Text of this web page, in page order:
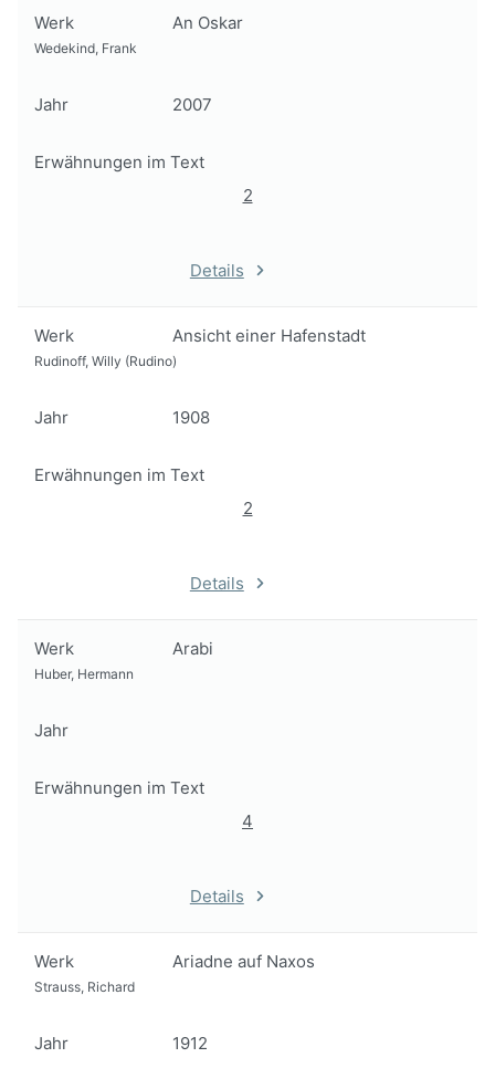
Werk An Oskar
Wedekind, Frank
Jahr 2007
Erwähnungen im Text
2
Details
Werk Ansicht einer Hafenstadt
Rudinoff, Willy (Rudino)
Jahr 1908
Erwähnungen im Text
2
Details
Werk Arabi
Huber, Hermann
Jahr
Erwähnungen im Text
4
Details
Werk Ariadne auf Naxos
Strauss, Richard
Jahr 1912